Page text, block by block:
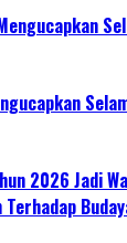
2026 Jadi